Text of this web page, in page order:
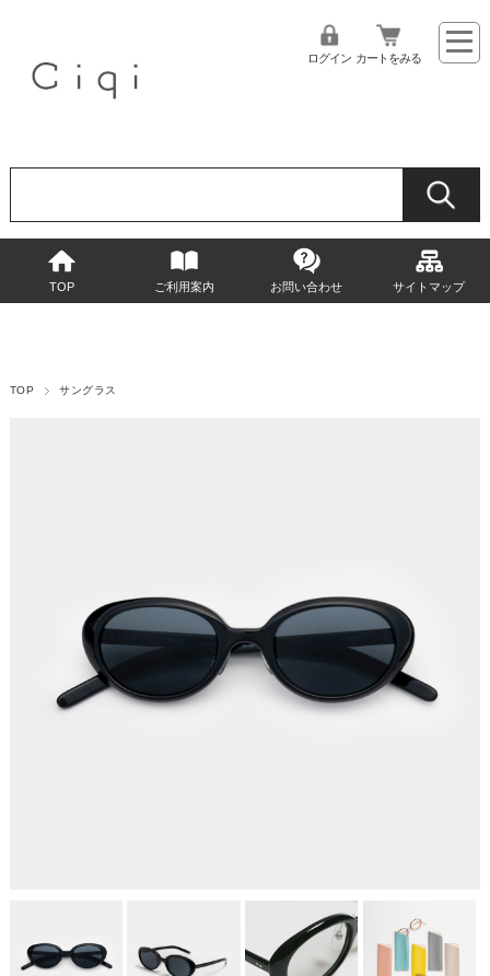
ログイン カートをみる
TOP ご利用案内 お問い合わせ サイトマップ
TOP サングラス